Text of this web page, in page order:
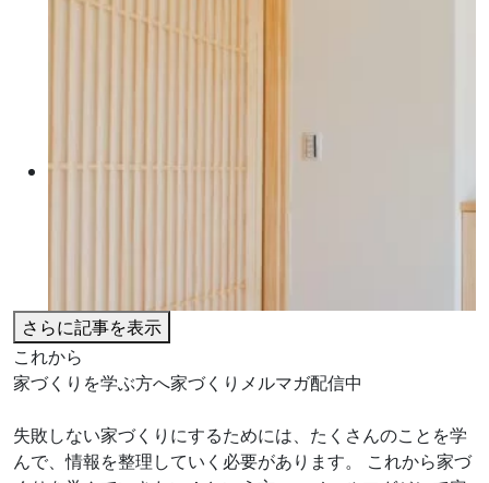
さらに記事を表示
これから
家づくりを学ぶ方へ家づくりメルマガ配信中
失敗しない家づくりにするためには、たくさんのことを学
んで、情報を整理していく必要があります。 これから家づ